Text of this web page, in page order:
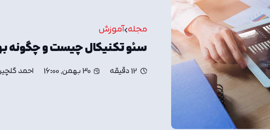
مجله آموزش
سئو تکنیکال چیست و چگونه
12 دقیقه 30 بهمن, 16:00 احمد